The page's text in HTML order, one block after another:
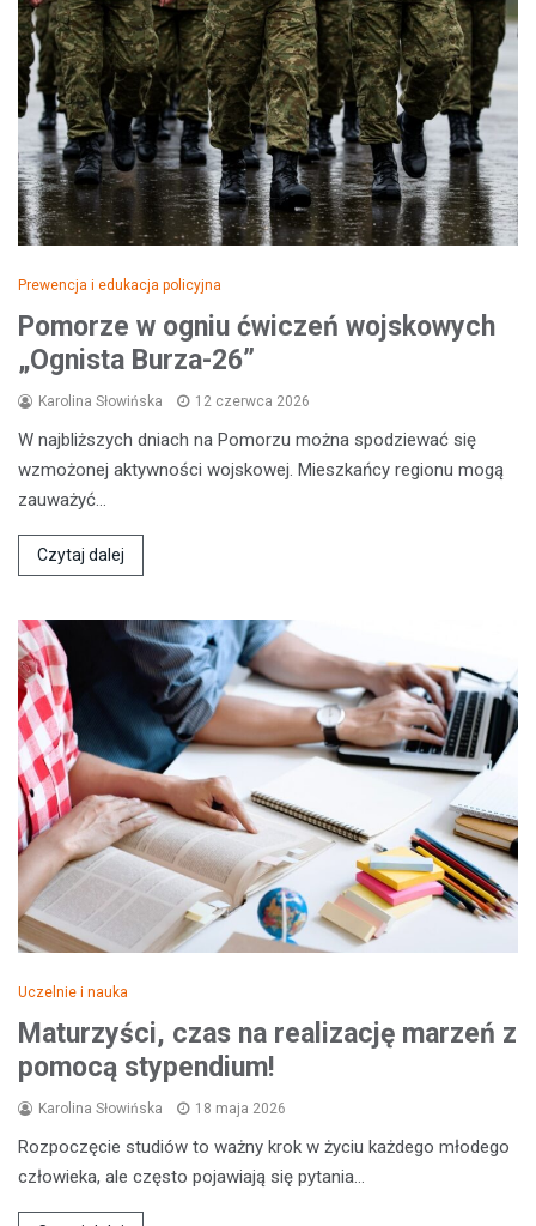
Prewencja i edukacja policyjna
Pomorze w ogniu ćwiczeń wojskowych
„Ognista Burza-26”
Karolina Słowińska 12 czerwca 2026
W najbliższych dniach na Pomorzu można spodziewać się
wzmożonej aktywności wojskowej. Mieszkańcy regionu mogą
zauważyć…
Czytaj dalej
Uczelnie i nauka
Maturzyści, czas na realizację marzeń z
pomocą stypendium!
Karolina Słowińska 18 maja 2026
Rozpoczęcie studiów to ważny krok w życiu każdego młodego
człowieka, ale często pojawiają się pytania…